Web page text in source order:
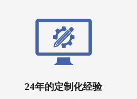
24年的定制化经验